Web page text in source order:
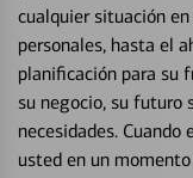
cualquier situación
personales, hasta el
planificación para su
su negocio, su futuro
necesidades.
usted en un